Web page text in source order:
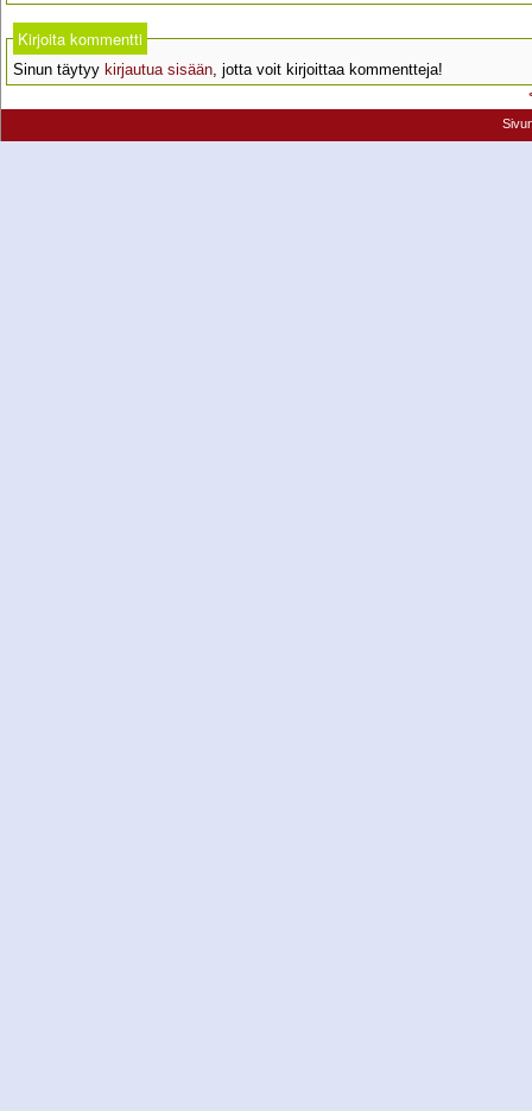
Kirjoita kommentti
Sinun täytyy kirjautua sisään, jotta voit kirjoittaa kommentteja!